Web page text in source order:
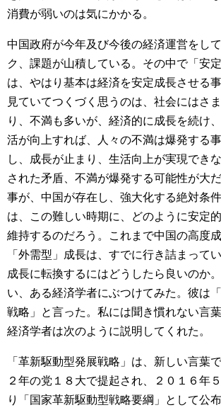
消費が弱いのは気にかかる。
中国政府が今年及び今後の経済運営をし
ク、課題が山積している。その中で「安
は、やはり基本は経済を安定成長させる
見ていてつくづく思うのは、社会にはさ
り、不満も多いが、経済的に成長を続け
活が向上すれば、人々の不満は爆発する
し、成長が止まり、生活向上が実現でき
された矛盾、不満が爆発する可能性が大
事が、中国が存在し、強大化する絶対条
は、この難しい時期に、どのように安定
維持するのだろう。これまで中国の高度
「外需型」成長は、すでに行き詰まって
成長に転換するにはどうしたら良いのか
い、ある経済学者にぶつけてみた。彼は
戦略」と言った。私には聞き慣れない言
経済学者は次のように説明してくれた。
「革新駆動型発展戦略」は、新しい言葉
２年の党１８大で提起され、２０１６年
り「国家革新駆動型戦略要綱」として公